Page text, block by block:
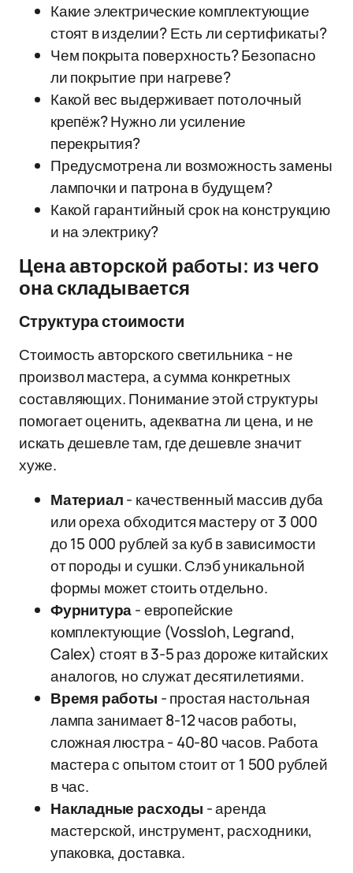
Какие электрические комплектующие
стоят в изделии? Есть ли сертификаты?
Чем покрыта поверхность? Безопасно
ли покрытие при нагреве?
Какой вес выдерживает потолочный
крепёж? Нужно ли усиление
перекрытия?
Предусмотрена ли возможность замены
лампочки и патрона в будущем?
Какой гарантийный срок на конструкцию
и на электрику?
Цена авторской работы: из чего
она складывается
Структура стоимости
Стоимость авторского светильника - не
произвол мастера, а сумма конкретных
составляющих. Понимание этой структуры
помогает оценить, адекватна ли цена, и не
искать дешевле там, где дешевле значит
хуже.
Материал- качественный массив дуба
или ореха обходится мастеру от 3 000
до 15 000 рублей за куб в зависимости
от породы и сушки. Слэб уникальной
формы может стоить отдельно.
Фурнитура- европейские
комплектующие (Vossloh, Legrand,
Calex) стоят в 3-5 раз дороже китайских
аналогов, но служат десятилетиями.
Время работы - простая настольная
лампа занимает 8-12 часов работы,
сложная люстра - 40-80 часов. Работа
мастера с опытом стоит от 1 500 рублей
в час.
Накладные расходы - аренда
мастерской, инструмент, расходники,
упаковка, доставка.